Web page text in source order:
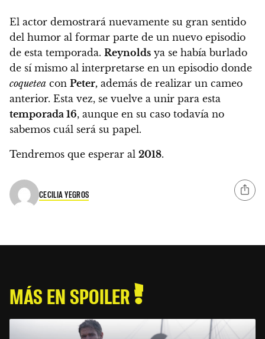
El actor demostrará nuevamente su gran sentido
del humor al formar parte de un nuevo episodio
de esta temporada. Reynolds ya se había burlado
de sí mismo al interpretarse en un episodio donde
coquetea con Peter, además de realizar un cameo
anterior. Esta vez, se vuelve a unir para esta
temporada 16, aunque en su caso todavía no
sabemos cuál será su papel.
Tendremos que esperar al 2018.
CECILIA YEGROS
MÁS EN SPOILER